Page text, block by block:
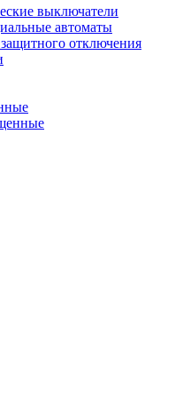
выключатели
автоматы
отключения